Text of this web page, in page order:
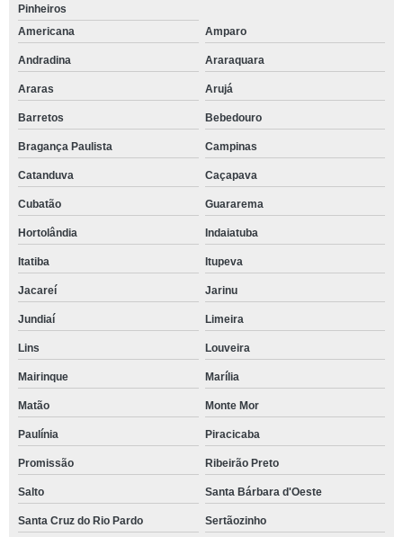
Pinheiros
Americana
Amparo
Andradina Araraquara
Araras Arujá
Barretos Bebedouro
Bragança Paulista Campinas
Catanduva Caçapava
Cubatão Guararema
Hortolândia Indaiatuba
Itatiba Itupeva
Jacareí Jarinu
Jundiaí Limeira
Lins Louveira
Mairinque Marília
Matão Monte Mor
Paulínia Piracicaba
Promissão Ribeirão Preto
Salto Santa Bárbara d'Oeste
Santa Cruz do Rio Pardo Sertãozinho